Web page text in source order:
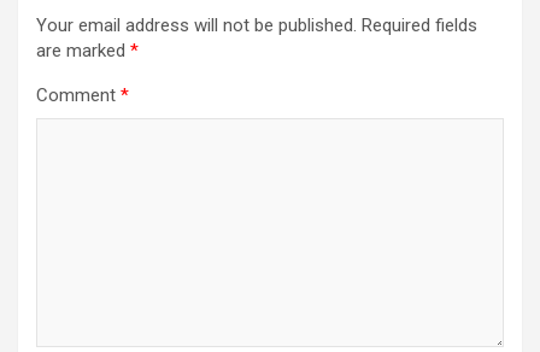
Your email address will not be published. Required fields
are marked *
Comment *